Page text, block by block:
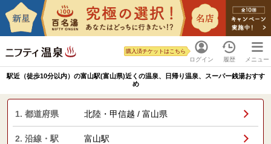
ログイン
購入済チケットはこちら
履歴 メニュー
駅近（徒歩10分以内）の富山駅(富山県)近くの温泉、日帰り温泉、スーパー銭湯おすす
め
1. 都道府県 北陸・甲信越 / 富山県
2. 沿線・駅 富山駅